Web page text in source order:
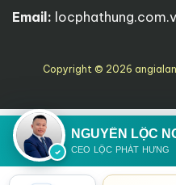
Email:
Copyright © 2026
NGUYỄN LỘC
CEO LỘC PHÁT HƯNG